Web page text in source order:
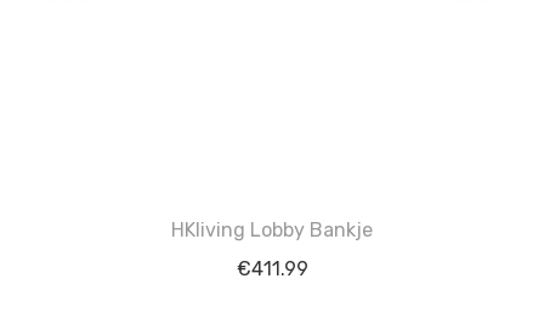
HKliving Lobby Bankje
€411.99